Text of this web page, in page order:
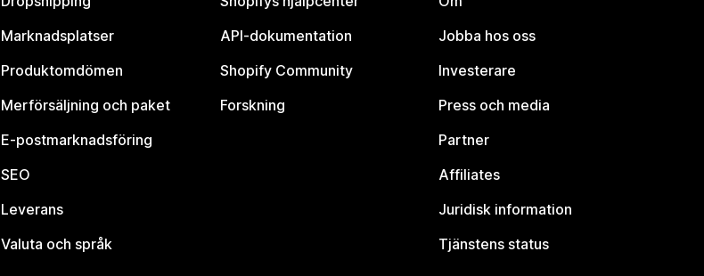
Marknadsplatser
Produktomdömen
Merförsäljning och paket
E-postmarknadsföring
SEO
Leverans
Valuta och språk
API-dokumentation
Shopify Community
Forskning
Jobba hos oss
Investerare
Press och media
Partner
Affiliates
Juridisk information
Tjänstens status